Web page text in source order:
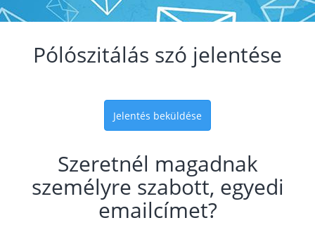
Pólószitálás szó jelentése
Jelentés beküldése
Szeretnél magadnak
személyre szabott, egyedi
emailcímet?